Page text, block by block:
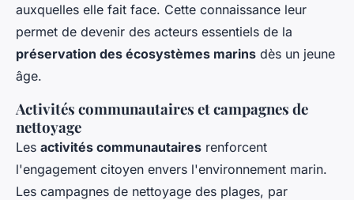
auxquelles elle fait face. Cette connaissance leur
permet de devenir des acteurs essentiels de la
préservation des écosystèmes marins dès un jeune
âge.
Activités communautaires et campagnes de
nettoyage
Les activités communautaires renforcent
l'engagement citoyen envers l'environnement marin.
Les campagnes de nettoyage des plages, par